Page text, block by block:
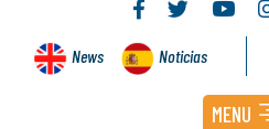
News Noticias
MENU